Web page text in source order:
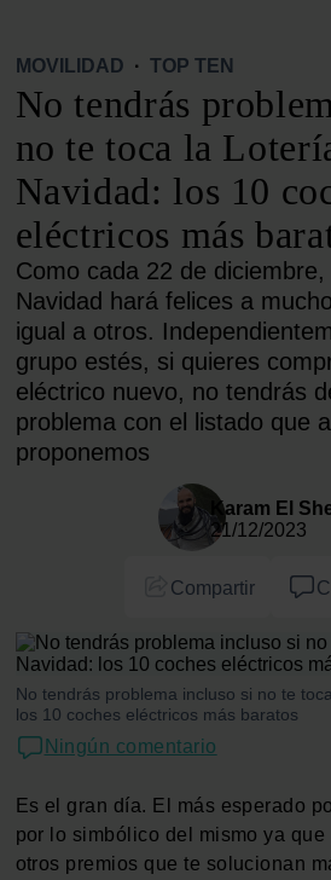
MOVILIDAD · TOP TEN
No tendrás
no te toca la
Navidad: los 10
eléctricos más
Como cada 22 de diciembre,
Navidad hará felices a
igual a otros.
grupo estés, si quieres
eléctrico nuevo, no tendrás
problema con el listado que
proponemos
Karam El
21/12/2023
Compartir
No tendrás problema incluso si no te
los 10 coches eléctricos más baratos
Ningún comentario
Es el gran día. El más esperado
por lo simbólico del mismo ya
otros premios que te solucionan